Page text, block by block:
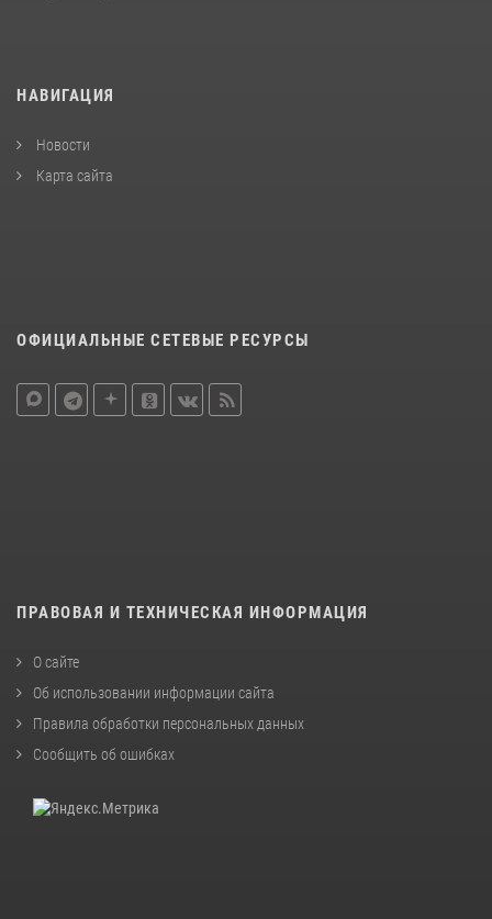
НАВИГАЦИЯ
Новости
Карта сайта
ОФИЦИАЛЬНЫЕ СЕТЕВЫЕ РЕСУРСЫ
ПРАВОВАЯ И ТЕХНИЧЕСКАЯ ИНФОРМАЦИЯ
О сайте
Об использовании информации сайта
Правила обработки персональных данных
Сообщить об ошибках